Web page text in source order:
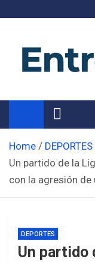
Noticias
Información de toda
Home
DEPORTES
Un partido de la
con la agresión
DEPORTES
Un partido